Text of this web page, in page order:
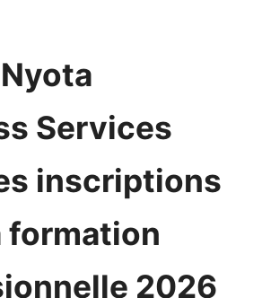
Services
inscriptions
formation
2026